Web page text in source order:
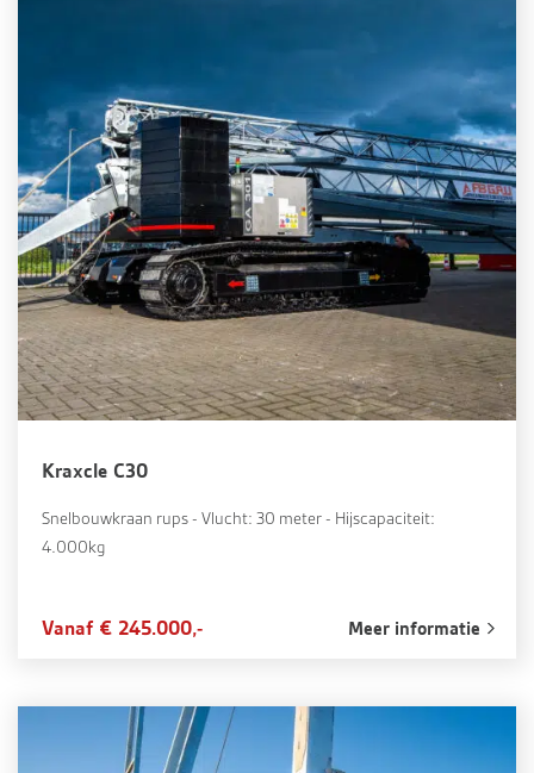
Kraxcle C30
Snelbouwkraan rups - Vlucht: 30 meter - Hijscapaciteit:
4.000kg
Vanaf € 245.000,- Meer informatie